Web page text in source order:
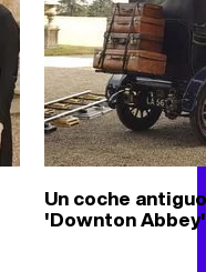
Un coche
'Downton Abbey'